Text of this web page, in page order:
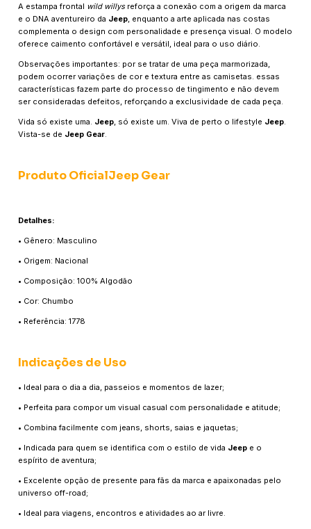
A estampa frontal wild willysreforça a conexão com a origem da marca
e o DNA aventureiro da Jeep , enquanto a arte aplicada nas costas
complementa o design com personalidade e presença visual. O modelo
oferece caimento confortável e versátil, ideal para o uso diário.
Observações importantes: por se tratar de uma peça marmorizada,
podem ocorrer variações de cor e textura entre as camisetas. essas
características fazem parte do processo de tingimento e não devem
ser consideradas defeitos, reforçando a exclusividade de cada peça.
Vida só existe uma. Jeep , só existe um. Viva de perto o lifestyle Jeep
Vista-se de Jeep Gear
Produto OficialJeep Gear
Detalhes:
• Gênero: Masculino
• Origem: Nacional
• Composição: 100% Algodão
• Cor: Chumbo
• Referência: 1778
Indicações de Uso
• Ideal para o dia a dia, passeios e momentos de lazer;
• Perfeita para compor um visual casual com personalidade e atitude;
• Combina facilmente com jeans, shorts, saias e jaquetas;
• Indicada para quem se identifica com o estilo de vida Jeep e o
espírito de aventura;
• Excelente opção de presente para fãs da marca e apaixonadas pelo
universo off-road;
• Ideal para viagens, encontros e atividades ao ar livre.